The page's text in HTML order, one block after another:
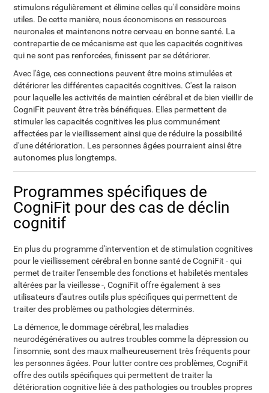
stimulons régulièrement et élimine celles qu'il considère moins
utiles. De cette manière, nous économisons en ressources
neuronales et maintenons notre cerveau en bonne santé. La
contrepartie de ce mécanisme est que les capacités cognitives
qui ne sont pas renforcées, finissent par se détériorer.
Avec l'âge, ces connections peuvent être moins stimulées et
détériorer les différentes capacités cognitives. C'est la raison
pour laquelle les activités de maintien cérébral et de bien vieillir de
CogniFit peuvent être très bénéfiques. Elles permettent de
stimuler les capacités cognitives les plus communément
affectées par le vieillissement ainsi que de réduire la possibilité
d'une détérioration. Les personnes âgées pourraient ainsi être
autonomes plus longtemps.
Programmes spécifiques de
CogniFit pour des cas de déclin
cognitif
En plus du programme d'intervention et de stimulation cognitives
pour le vieillissement cérébral en bonne santé de CogniFit - qui
permet de traiter l'ensemble des fonctions et habiletés mentales
altérées par la vieillesse -, CogniFit offre également à ses
utilisateurs d'autres outils plus spécifiques qui permettent de
traiter des problèmes ou pathologies déterminés.
La démence, le dommage cérébral, les maladies
neurodégénératives ou autres troubles comme la dépression ou
l'insomnie, sont des maux malheureusement très fréquents pour
les personnes âgées. Pour lutter contre ces problèmes, CogniFit
offre des outils spécifiques qui permettent de traiter la
détérioration cognitive liée à des pathologies ou troubles propres